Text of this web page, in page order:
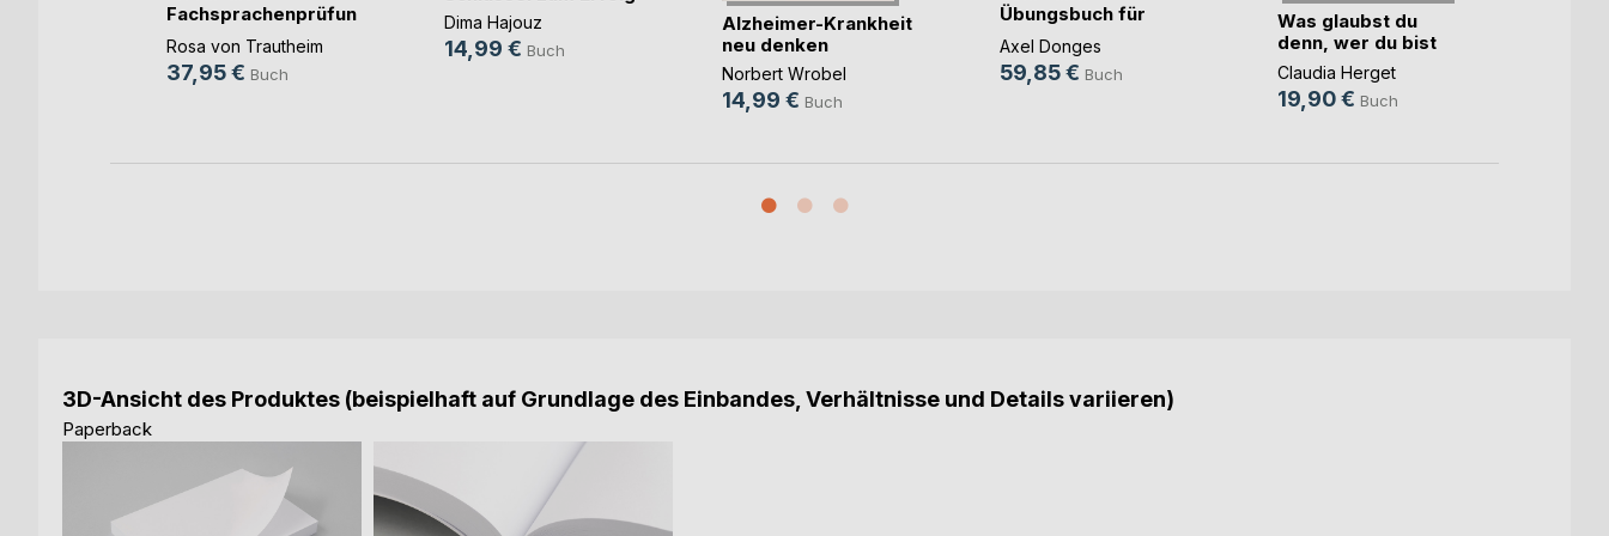
Fachsprachenprüfung
Me(...)
Rosa von Trautheim
37,95 € Buch
Dima Hajouz
14,99 € Buch
Alzheimer-Krankheit
neu denken
Norbert Wrobel
14,99 € Buch
Übungsbuch für
MTR Ionis(...)
Axel Donges
59,85 € Buch
Was glaubst du
denn, wer du bist
Claudia Herget
19,90 € Buch
3D-Ansicht des Produktes (beispielhaft auf Grundlage des Einbandes, Verhältnisse und Details variieren)
Paperback